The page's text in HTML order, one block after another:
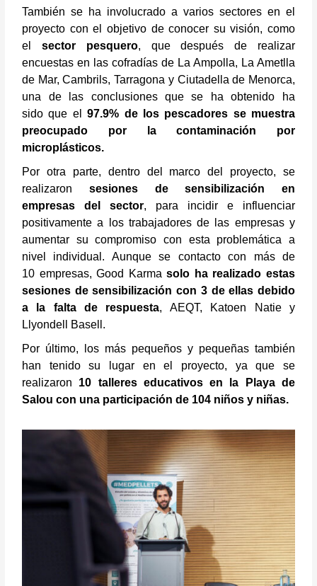
También se ha involucrado a varios sectores en el
proyecto con el objetivo de conocer su visión, como
el sector pesquero, que después de realizar
encuestas en las cofradías de La Ampolla, La Ametlla
de Mar, Cambrils, Tarragona y Ciutadella de Menorca,
una de las conclusiones que se ha obtenido ha
sido que el97.9% de los pescadores se muestra
preocupado por la contaminación por
microplásticos.
Por otra parte, dentro del marco del proyecto, se
realizaron sesiones de sensibilización en
empresas del sector, para incidir e influenciar
positivamente a los trabajadores de las empresas y
aumentar su compromiso con esta problemática a
nivel individual. Aunque se contacto con más de
10 empresas, Good Karmasolo ha realizado estas
sesiones de sensibilización con 3 de ellas debido
a la falta de respuesta, AEQT, Katoen Natie y
Llyondell Basell.
Por último, los más pequeños y pequeñas también
han tenido su lugar en el proyecto, ya que se
realizaron 10 talleres educativos en la Playa de
Salou con una participación de 104 niños y niñas.